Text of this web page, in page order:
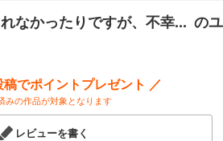
なかったりですが、不幸... のユ
稿でポイントプレゼント ／
みの作品が対象となります
レビューを書く